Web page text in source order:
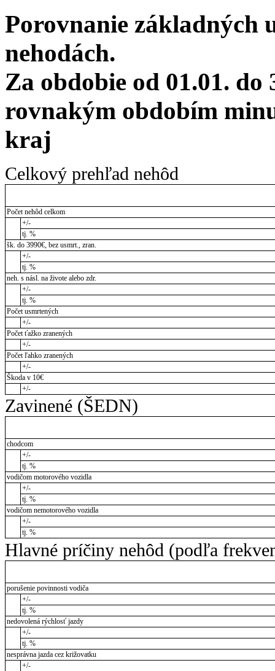
Porovnanie základných
nehodách.
Za obdobie od 01.01. do
rovnakým obdobím
kraj
Celkový prehľad nehôd
Počet nehôd celkom
+/-
tj. %
šk. do 3990€, bez usmrt., zran.
+/-
tj. %
neh. s násl. na živote alebo zdr.
+/-
tj. %
Počet usmrtených
+/-
Počet ťažko zranených
+/-
Počet ľahko zranených
+/-
Škoda v 10€
+/-
Zavinené (ŠEDN)
chodcom
+/-
tj. %
vodičom motorového vozidla
+/-
tj. %
vodičom nemotorového vozidla
+/-
tj. %
Hlavné príčiny nehôd (podľa
porušenie povinnosti vodiča
+/-
tj. %
nedovolená rýchlosť jazdy
+/-
tj. %
nesprávna jazda cez križovatku
+/-